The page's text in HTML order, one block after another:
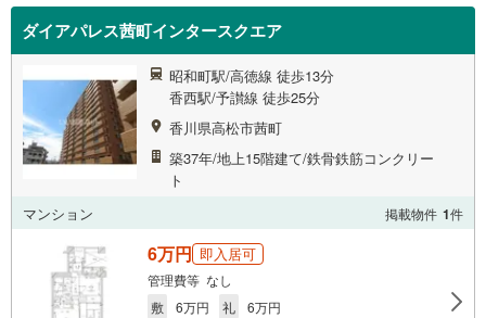
ダイアパレス茜町インタースクエア
昭和町駅/高徳線 徒歩13分
香西駅/予讃線 徒歩25分
香川県高松市茜町
築37年/地上15階建て/鉄骨鉄筋コンクリー
ト
マンション
掲載物件 1件
6万円 即入居可
管理費等 なし
敷
6万円 礼 6万円